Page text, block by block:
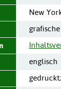
New
englisch